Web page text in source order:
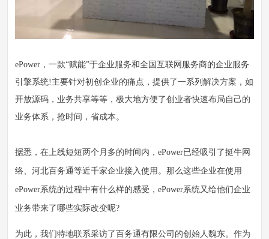
ePower，一款“赋能”于企业服务和全国互联网服务商的企业服务
引擎系统!主要针对初创企业的痛点，提供了一系列解决方案，如
开放源码，业务共享等等，极大地方便了创业者快速布局自己的
业务体系，抢时间，省成本。
据悉，在上线短短两个月多的时间内，ePower已经吸引了挺牛网
络、河北百务通等近千家企业接入使用。那么这些企业在使用
ePower系统的过程中有什么样的感受，ePower系统又给他们企业
业务带来了哪些实际改变呢?
为此，我们特地联系采访了百务通有限公司的创始人魏东。作为